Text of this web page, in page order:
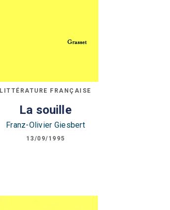
LITTÉRATURE FRANÇAISE
La souille
Franz-Olivier Giesbert
13/09/1995